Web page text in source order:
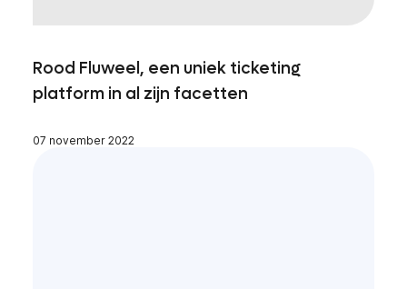
Rood Fluweel, een uniek ticketing
platform in al zijn facetten
07 november 2022